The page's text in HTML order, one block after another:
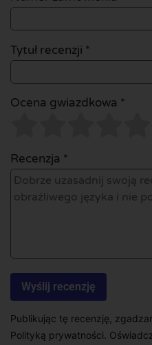
Tytuł recenzji *
Ocena gwiazdkowa *
Recenzja *
Publikując tę recenzję,
Polityką prywatności.